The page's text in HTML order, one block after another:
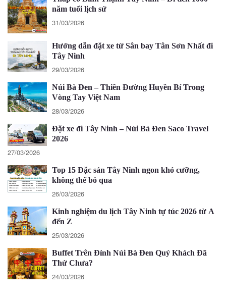
năm tuổi lịch sử
31/03/2026
Hướng dẫn đặt xe từ Sân bay Tân Sơn Nhất đi
Tây Ninh
29/03/2026
Núi Bà Đen – Thiên Đường Huyền Bí Trong
Vòng Tay Việt Nam
28/03/2026
Đặt xe đi Tây Ninh – Núi Bà Đen Saco Travel
2026
27/03/2026
Top 15 Đặc sản Tây Ninh ngon khó cưỡng,
không thể bỏ qua
26/03/2026
Kinh nghiệm du lịch Tây Ninh tự túc 2026 từ A
đến Z
25/03/2026
Buffet Trên Đỉnh Núi Bà Đen Quý Khách Đã
Thử Chưa?
24/03/2026